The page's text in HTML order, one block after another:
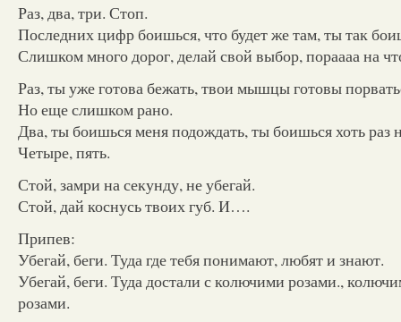
Раз, два, три. Стоп.
Последних цифр боишься, что будет же там, ты так
Слишком много дорог, делай свой выбор, пораааа на
Раз, ты уже готова бежать, твои мышцы готовы
Но еще слишком рано.
Два, ты боишься меня подождать, ты боишься хоть раз
Четыре, пять.
Стой, замри на секунду, не убегай.
Стой, дай коснусь твоих губ. И….
Припев:
Убегай, беги. Туда где тебя понимают, любят и знают.
Убегай, беги. Туда достали с колючими розами.,
розами.